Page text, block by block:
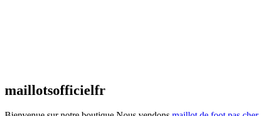
maillotsofficielfr